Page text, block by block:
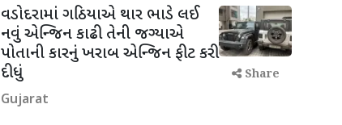
વડોદરામાં ગઠિયાએ થાર ભાડે લઈ
નવું એન્જિન કાઢી તેની જગ્યાએ
પોતાની કારનું ખરાબ એન્જિન ફીટ કરી
દીધું
Gujarat
Share